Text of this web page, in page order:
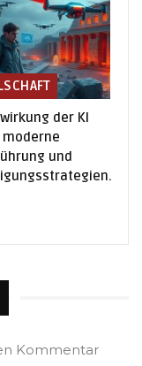
der KI
und
Kommentar